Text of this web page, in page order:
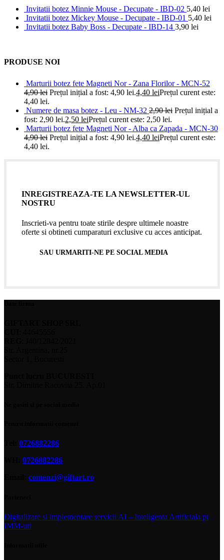
Invitatii botez Minnie Mouse - Decupate - IBD-02 5,40 lei
Invitatii botez Mickey Mouse - Decupate - IBD-01 5,40 lei
Invitatii botez Baby Boss - Decupate - IBD-14 3,90 lei
PRODUSE NOI
Marturii botez fete Magneti Nor - Zana Florilor - MCN-52
4,90lei Prețul inițial a fost: 4,90 lei.4,40 leiPrețul curent este:
4,40 lei.
Numere de masa botez - Leu - NM-32 2,90lei Prețul inițial a
fost: 2,90 lei.2,50 leiPrețul curent este: 2,50 lei.
Marturii botez fete Magneti Nor - Alba ca Zapada - MCN-30
4,90lei Prețul inițial a fost: 4,90 lei.4,40 leiPrețul curent este:
4,40 lei.
INREGISTREAZA-TE LA NEWSLETTER-UL
NOSTRU
Inscrieti-va pentru toate stirile despre ultimele noastre
oferte si obtineti cumparaturi exclusive cu acces anticipat.
SAU URMARITI-NE PE SOCIAL MEDIA
0726882286
0726882286
comenzi@giftart.ro
Digitalizare si implementare servicii AI – Inteligenta Artificiala pt
IMM-uri